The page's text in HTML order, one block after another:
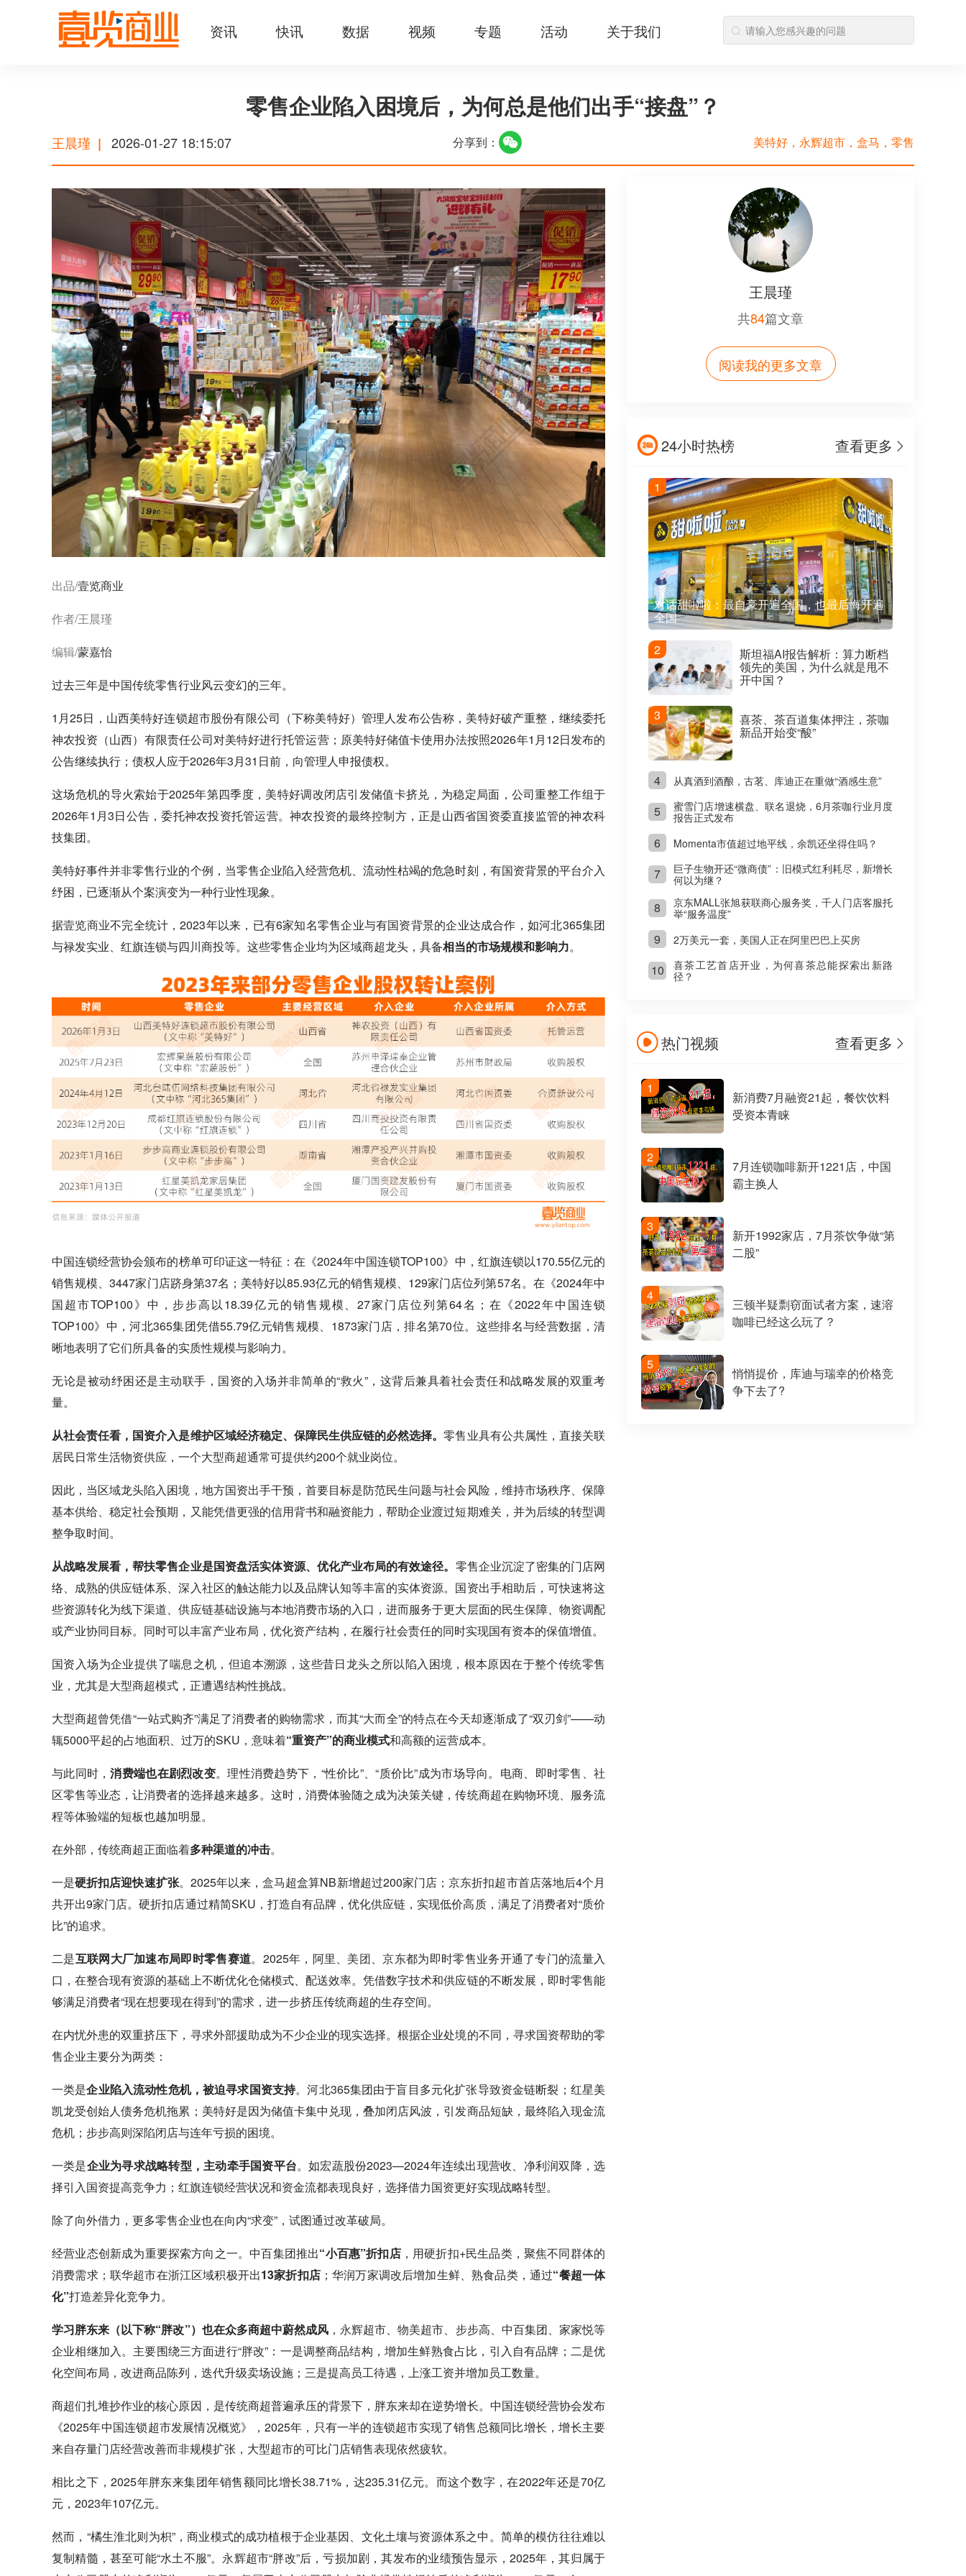
资讯 快讯 数据 视频 专题 活动 关于我们
零售企业陷入困境后，为何总是他们出手“接盘”？
王晨瑾 | 2026-01-27 18:15:07 分享到： 美特好，永辉超市，盒马，零售
出品/壹览商业
作者/王晨瑾
编辑/蒙嘉怡
过去三年是中国传统零售行业风云变幻的三年。
1月25日，山西美特好连锁超市股份有限公司（下称美特好）管理人发布公告称，美特好破产重整，继续委托
神农投资（山西）有限责任公司对美特好进行托管运营；原美特好储值卡使用办法按照2026年1月12日发布的
公告继续执行；债权人应于2026年3月31日前，向管理人申报债权。
这场危机的导火索始于2025年第四季度，美特好调改闭店引发储值卡挤兑，为稳定局面，公司重整工作组于
2026年1月3日公告，委托神农投资托管运营。神农投资的最终控制方，正是山西省国资委直接监管的神农科
技集团。
美特好事件并非零售行业的个例，当零售企业陷入经营危机、流动性枯竭的危急时刻，有国资背景的平台介入
纾困，已逐渐从个案演变为一种行业性现象。
据壹览商业不完全统计，2023年以来，已有6家知名零售企业与有国资背景的企业达成合作，如河北365集团
与禄发实业、红旗连锁与四川商投等。这些零售企业均为区域商超龙头，具备相当的市场规模和影响力。
中国连锁经营协会颁布的榜单可印证这一特征：在《2024年中国连锁TOP100》中，红旗连锁以170.55亿元的
销售规模、3447家门店跻身第37名；美特好以85.93亿元的销售规模、129家门店位列第57名。在《2024年中
国超市TOP100》中，步步高以18.39亿元的销售规模、27家门店位列第64名；在《2022年中国连锁
TOP100》中，河北365集团凭借55.79亿元销售规模、1873家门店，排名第70位。这些排名与经营数据，清
晰地表明了它们所具备的实质性规模与影响力。
无论是被动纾困还是主动联手，国资的入场并非简单的“救火”，这背后兼具着社会责任和战略发展的双重考
量。
从社会责任看，国资介入是维护区域经济稳定、保障民生供应链的必然选择。零售业具有公共属性，直接关联
居民日常生活物资供应，一个大型商超通常可提供约200个就业岗位。
因此，当区域龙头陷入困境，地方国资出手干预，首要目标是防范民生问题与社会风险，维持市场秩序、保障
基本供给、稳定社会预期，又能凭借更强的信用背书和融资能力，帮助企业渡过短期难关，并为后续的转型调
整争取时间。
从战略发展看，帮扶零售企业是国资盘活实体资源、优化产业布局的有效途径。 零售企业沉淀了密集的门店网
络、成熟的供应链体系、深入社区的触达能力以及品牌认知等丰富的实体资源。国资出手相助后，可快速将这
些资源转化为线下渠道、供应链基础设施与本地消费市场的入口，进而服务于更大层面的民生保障、物资调配
或产业协同目标。同时可以丰富产业布局，优化资产结构，在履行社会责任的同时实现国有资本的保值增值。
国资入场为企业提供了喘息之机，但追本溯源，这些昔日龙头之所以陷入困境，根本原因在于整个传统零售
业，尤其是大型商超模式，正遭遇结构性挑战。
大型商超曾凭借“一站式购齐”满足了消费者的购物需求，而其“大而全”的特点在今天却逐渐成了“双刃剑”——动
辄5000平起的占地面积、过万的SKU，意味着“重资产”的商业模式和高额的运营成本。
与此同时，消费端也在剧烈改变。理性消费趋势下，“性价比”、“质价比”成为市场导向。电商、即时零售、社
区零售等业态，让消费者的选择越来越多。这时，消费体验随之成为决策关键，传统商超在购物环境、服务流
程等体验端的短板也越加明显。
在外部，传统商超正面临着多种渠道的冲击。
一是硬折扣店迎快速扩张。2025年以来，盒马超盒算NB新增超过200家门店；京东折扣超市首店落地后4个月
共开出9家门店。硬折扣店通过精简SKU，打造自有品牌，优化供应链，实现低价高质，满足了消费者对“质价
比”的追求。
二是互联网大厂加速布局即时零售赛道。2025年，阿里、 美团、京东都为即时零售业务开通了专门的流量入
口，在整合现有资源的基础上不断优化仓储模式、配送效率。凭借数字技术和供应链的不断发展，即时零售能
够满足消费者“现在想要现在得到”的需求，进一步挤压传统商超的生存空间。
在内忧外患的双重挤压下，寻求外部援助成为不少企业的现实选择。根据企业处境的不同，寻求国资帮助的零
售企业主要分为两类：
一类是企业陷入流动性危机，被迫寻求国资支持。河北365集团由于盲目多元化扩张导致资金链断裂；红星美
凯龙受创始人债务危机拖累；美特好是因为储值卡集中兑现，叠加闭店风波，引发商品短缺，最终陷入现金流
危机；步步高则深陷闭店与连年亏损的困境。
一类是企业为寻求战略转型，主动牵手国资平台。如宏蔬股份2023—2024年连续出现营收、净利润双降，选
择引入国资提高竞争力；红旗连锁经营状况和资金流都表现良好，选择借力国资更好实现战略转型。
除了向外借力，更多零售企业也在向内“求变”，试图通过改革破局。
经营业态创新成为重要探索方向之一。中百集团推出“小百惠”折扣店，用硬折扣+民生品类，聚焦不同群体的
消费需求；联华超市在浙江区域积极开出13家折扣店；华润万家调改后增加生鲜、熟食品类，通过“餐超一体
化”打造差异化竞争力。
学习胖东来（以下称“胖改”）也在众多商超中蔚然成风 ， 永辉超市、物美超市、步步高、中百集团、家家悦等
企业相继加入。主要围绕三方面进行“胖改”：一是调整商品结构，增加生鲜熟食占比，引入自有品牌；二是优
化空间布局，改进商品陈列，迭代升级卖场设施；三是提高员工待遇，上涨工资并增加员工数量。
商超们扎堆抄作业的核心原因，是传统商超普遍承压的背景下，胖东来却在逆势增长。中国连锁经营协会发布
《2025年中国连锁超市发展情况概览》，2025年，只有一半的连锁超市实现了销售总额同比增长，增长主要
来自存量门店经营改善而非规模扩张，大型超市的可比门店销售表现依然疲软。
相比之下，2025年胖东来集团年销售额同比增长38.71%，达235.31亿元。而这个数字，在2022年还是70亿
元，2023年107亿元。
然而，“橘生淮北则为枳”，商业模式的成功植根于企业基因、文化土壤与资源体系之中。简单的模仿往往难以
复制精髓，甚至可能“水土不服”。 永辉超市“胖改”后，亏损加剧，其发布的业绩预告显示，2025年，其归属于
王晨瑾
共84篇文章
阅读我的更多文章
24小时热榜 查看更多
对话甜啦啦：最自豪开遍全国，也最后悔开遍
全国
1
斯坦福AI报告解析：算力断档
领先的美国，为什么就是甩不
开中国？
2
喜茶、茶百道集体押注，茶咖
新品开始变“酸”
3
4 从真酒到酒酿，古茗、库迪正在重做“酒感生意”
5
蜜雪门店增速横盘、联名退烧，6月茶咖行业月度
报告正式发布
6 Momenta市值超过地平线，余凯还坐得住吗？
7
巨子生物开还“微商债”：旧模式红利耗尽，新增长
何以为继？
8
京东MALL张旭获联商心服务奖，千人门店客服托
举“服务温度”
9 2万美元一套，美国人正在阿里巴巴上买房
10
喜茶工艺首店开业，为何喜茶总能探索出新路
径？
热门视频 查看更多
1
新消费7月融资21起，餐饮饮料
受资本青睐
2
7月连锁咖啡新开1221店，中国
霸主换人
3
新开1992家店，7月茶饮争做“第
二股”
4
三顿半疑剽窃面试者方案，速溶
咖啡已经这么玩了？
5
悄悄提价，库迪与瑞幸的价格竞
争下去了?